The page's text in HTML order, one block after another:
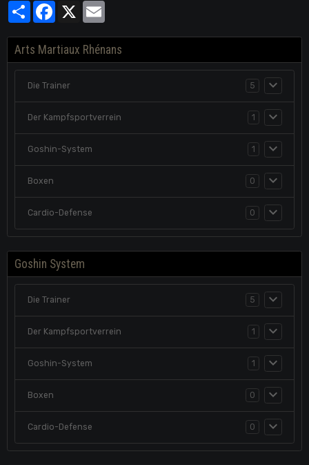
PartagerFacebook
X
Arts Martiaux Rhénans
Die Trainer 5
Der Kampfsportverrein 1
Goshin-System 1
Boxen 0
Cardio-Defense 0
Goshin System
Die Trainer 5
Der Kampfsportverrein 1
Goshin-System 1
Boxen 0
Cardio-Defense 0